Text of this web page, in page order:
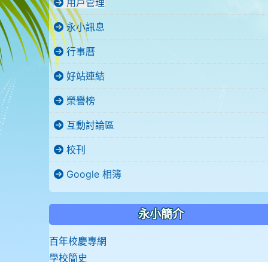
用戶管理
永小訊息
行事曆
好站連結
榮譽榜
互動討論區
校刊
Google 相簿
永小簡介
百年校慶專網
學校簡史